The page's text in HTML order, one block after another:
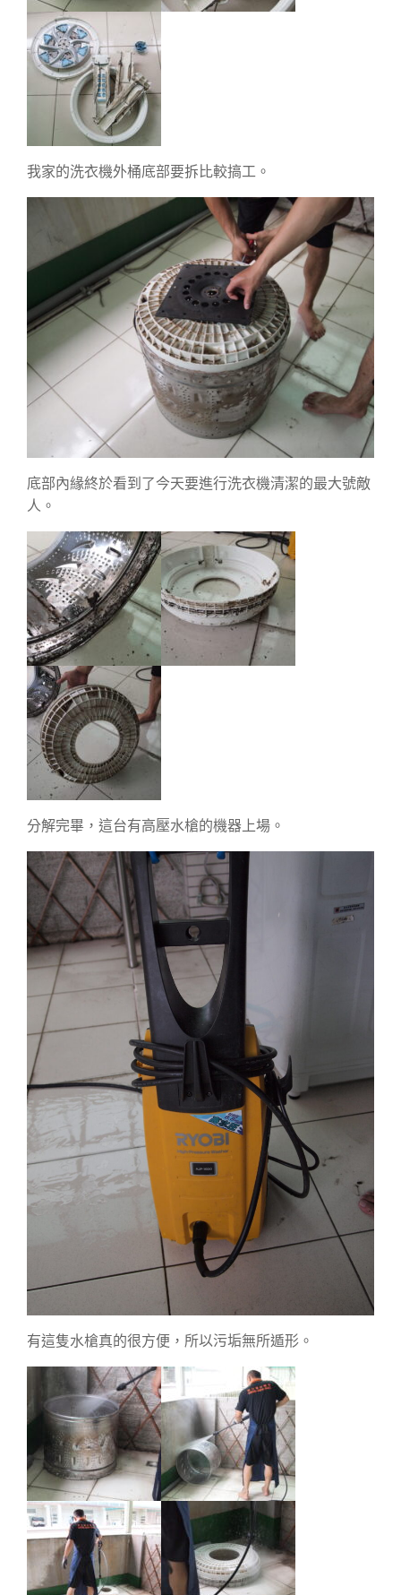
我家的洗衣機外桶底部要拆比較搞工。
底部內緣終於看到了今天要進行洗衣機清潔的最大號敵
人。
分解完畢，這台有高壓水槍的機器上場。
有這隻水槍真的很方便，所以污垢無所遁形。